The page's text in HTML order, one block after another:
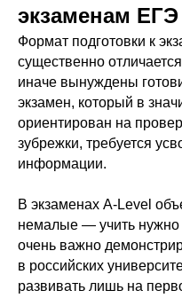
экзаменам
Формат подготовки к
существенно
иначе вынуждены
экзамен, который в
ориентирован на
зубрежки, требуется
информации.
В экзаменах A-Level
немалые — учить нужно
очень важно
в российских
развивать лишь на
Основные сведения
Структура и органы
Образование
Образовательные стандарты
Руководство
Педагогический состав
Международное
СВЕДЕНИЯ ОБ ОО
Дни открытых дверей
и экскурсии